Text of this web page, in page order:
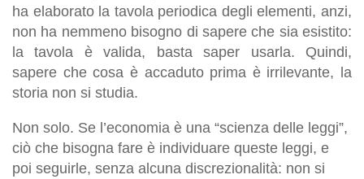
ha elaborato la tavola periodica degli elementi, anzi,
non ha nemmeno bisogno di sapere che sia esistito:
la tavola è valida, basta saper usarla. Quindi,
sapere che cosa è accaduto prima è irrilevante, la
storia non si studia.
Non solo. Se l’economia è una “scienza delle leggi”,
ciò che bisogna fare è individuare queste leggi, e
poi seguirle, senza alcuna discrezionalità: non si